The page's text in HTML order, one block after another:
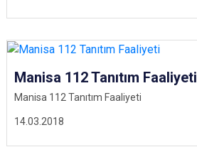
14.03.2018
Manisa 112 Tanıtım Faaliyeti
Manisa 112 Tanıtım Faaliyeti